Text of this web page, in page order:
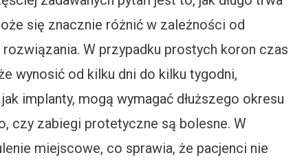
się znacznie różnić w zależności od
W przypadku prostych koron czas
wynosić od kilku dni do kilku tygodni,
implanty, mogą wymagać dłuższego okresu
czy zabiegi protetyczne są bolesne. W
miejscowe, co sprawia, że pacjenci nie